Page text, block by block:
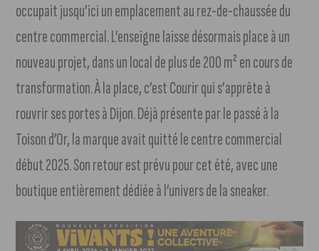
occupait jusqu’ici un emplacement au rez-de-chaussée du
centre commercial. L’enseigne laisse désormais place à un
nouveau projet, dans un local de plus de 200 m² en cours de
transformation. À la place, c’est Courir qui s’apprête à
rouvrir ses portes à Dijon. Déjà présente par le passé à la
Toison d’Or, la marque avait quitté le centre commercial
début 2025. Son retour est prévu pour cet été, avec une
boutique entièrement dédiée à l’univers de la sneaker.